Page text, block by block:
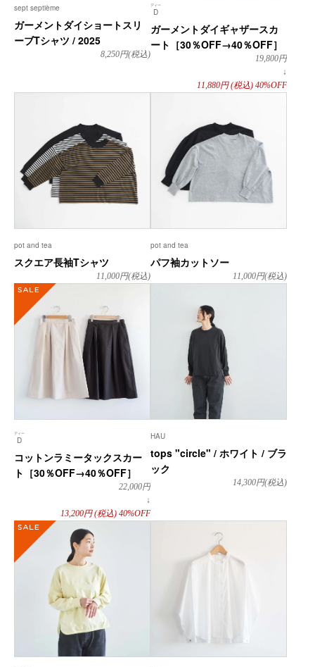
sept septième
ガーメントダイショートスリ
ーブTシャツ / 2025
8,250円(税込)
D
ディー
ガーメントダイギャザースカ
ート［30％OFF→40％OFF］
19,800円
↓
11,880円(税込) 40%OFF
pot and tea
スクエア長袖Tシャツ
11,000円(税込)
pot and tea
パフ袖カットソー
11,000円(税込)
D
ディー
コットンラミータックスカー
ト［30％OFF→40％OFF］
22,000円
↓
13,200円(税込) 40%OFF
HAU
tops "circle" / ホワイト / ブラ
ック
14,300円(税込)